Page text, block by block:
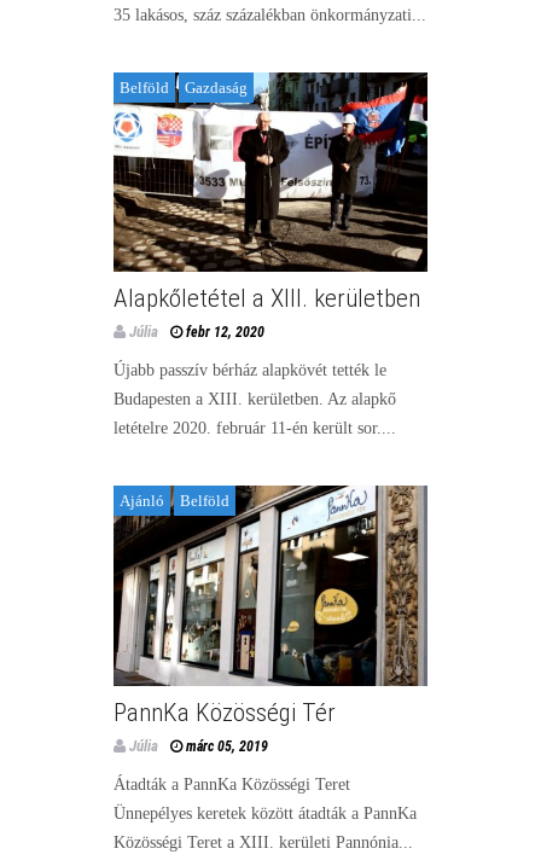
35 lakásos, száz százalékban önkormányzati...
Belföld Gazdaság
Alapkőletétel a XIII. kerületben
Júlia febr 12, 2020
Újabb passzív bérház alapkövét tették le
Budapesten a XIII. kerületben. Az alapkő
letételre 2020. február 11-én került sor....
Ajánló Belföld
PannKa Közösségi Tér
Júlia márc 05, 2019
Átadták a PannKa Közösségi Teret
Ünnepélyes keretek között átadták a PannKa
Közösségi Teret a XIII. kerületi Pannónia...